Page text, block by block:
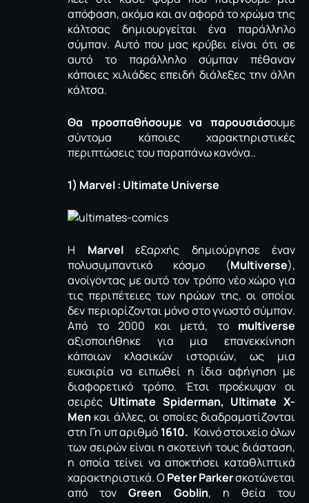
απόφαση, ακόμα και αν αφορά το χρώμα της
κάλτσας δημιουργείται ένα παράλληλο
σύμπαν. Αυτό που μας κρύβει είναι ότι σε
αυτό το παράλληλο σύμπαν πέθαναν
κάποιες χιλιάδες επειδή διάλεξες την άλλη
κάλτσα.
Θα προσπαθήσουμε να παρουσιάσουμε
σύντομα κάποιες χαρακτηριστικές
περιπτώσεις του παραπάνω κανόνα..
1) Marvel : Ultimate Universe
Η Marvel εξαρχής δημιούργησε έναν
πολυσυμπαντικό κόσμο (Multiverse),
ανοίγοντας με αυτό τον τρόπο νέο χώρο για
τις περιπέτειες των ηρώων της, οι οποίοι
δεν περιορίζονται μόνο στο γνωστό σύμπαν.
Από το 2000 και μετά, τοmultiverse
αξιοποιήθηκε για μια επανεκκίνηση
κάποιων κλασικών ιστοριών, ως μια
ευκαιρία να ειπωθεί η ίδια αφήγηση με
διαφορετικό τρόπο. Έτσι προέκυψαν οι
σειρές Ultimate Spiderman, Ultimate X-
Men και άλλες, οι οποίες διαδραματίζονται
στη Γη υπ αριθμό 1610. Κοινό στοιχείο όλων
των σειρών είναι η σκοτεινή τους διάσταση,
η οποία τείνει να αποκτήσει καταθλιπτικά
χαρακτηριστικά. Ο Peter Parkerσκοτώνεται
από τονGreen Goblin, η θεία του